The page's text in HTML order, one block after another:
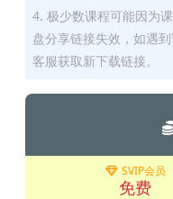
4. 极少数课程可能因为
盘分享链接失效，如遇
客服获取新下载链接。
SVIP会员
免费